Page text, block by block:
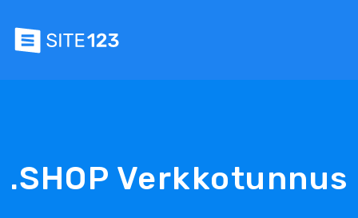
.SHOP Verkkotunnus